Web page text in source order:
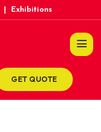
Exhibitions
GET QUOTE